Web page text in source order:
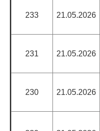
233 21.05.2026
231 21.05.2026
230 21.05.2026